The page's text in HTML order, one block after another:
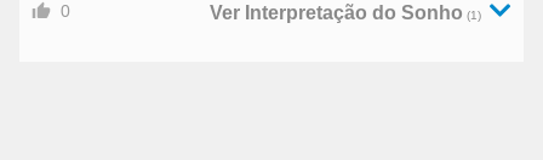
0 Ver Interpretação do Sonho (1)